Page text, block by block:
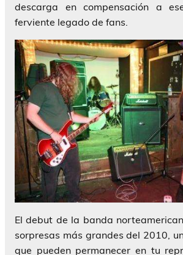
descarga en compensación a
ferviente legado de fans.
El debut de la banda
sorpresas más grandes del 2010,
que pueden permanecer en tu